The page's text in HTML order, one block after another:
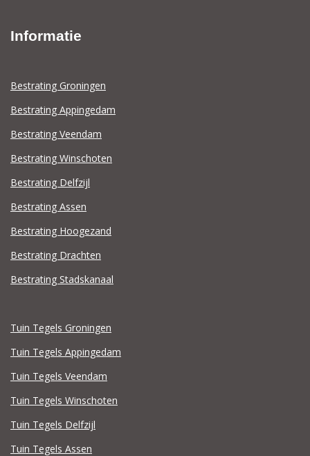
Informatie
Bestrating Groningen
Bestrating Appingedam
Bestrating Veendam
Bestrating Winschoten
Bestrating Delfzijl
Bestrating Assen
Bestrating Hoogezand
Bestrating Drachten
Bestrating Stadskanaal
Tuin Tegels Groningen
Tuin Tegels Appingedam
Tuin Tegels Veendam
Tuin Tegels Winschoten
Tuin Tegels Delfzijl
Tuin Tegels Assen